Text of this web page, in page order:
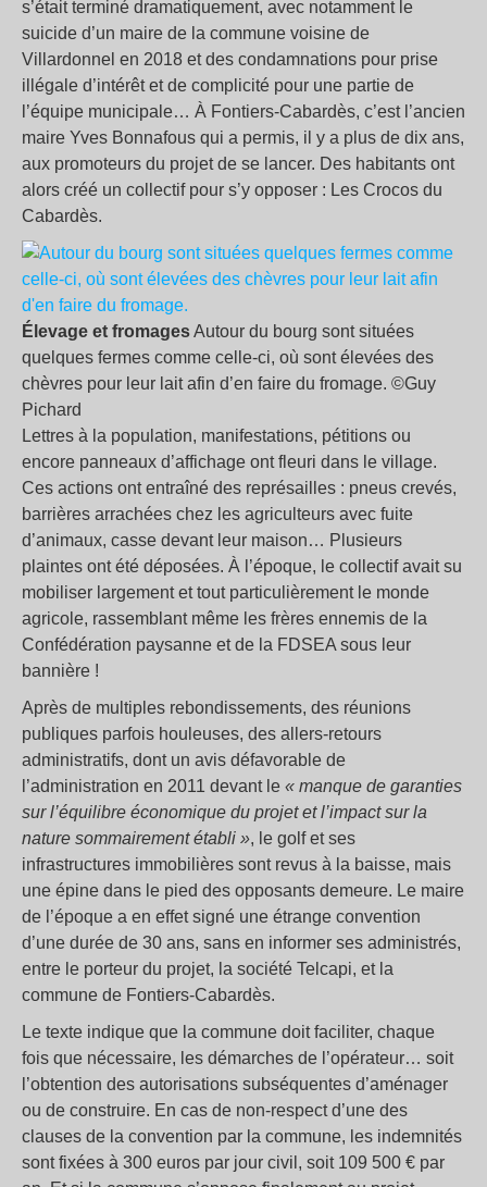
s’était terminé dramatiquement, avec notamment le
suicide d’un maire de la commune voisine de
Villardonnel en 2018 et des condamnations pour prise
illégale d’intérêt et de complicité pour une partie de
l’équipe municipale… À Fontiers-Cabardès, c’est l’ancien
maire Yves Bonnafous qui a permis, il y a plus de dix ans,
aux promoteurs du projet de se lancer. Des habitants ont
alors créé un collectif pour s’y opposer : Les Crocos du
Cabardès.
Élevage et fromagesAutour du bourg sont situées
quelques fermes comme celle-ci, où sont élevées des
chèvres pour leur lait afin d’en faire du fromage. ©Guy
Pichard
Lettres à la population, manifestations, pétitions ou
encore panneaux d’affichage ont fleuri dans le village.
Ces actions ont entraîné des représailles : pneus crevés,
barrières arrachées chez les agriculteurs avec fuite
d’animaux, casse devant leur maison… Plusieurs
plaintes ont été déposées. À l’époque, le collectif avait su
mobiliser largement et tout particulièrement le monde
agricole, rassemblant même les frères ennemis de la
Confédération paysanne et de la FDSEA sous leur
bannière !
Après de multiples rebondissements, des réunions
publiques parfois houleuses, des allers-retours
administratifs, dont un avis défavorable de
l’administration en 2011 devant le « manque de garanties
sur l’équilibre économique du projet et l’impact sur la
nature sommairement établi », le golf et ses
infrastructures immobilières sont revus à la baisse, mais
une épine dans le pied des opposants demeure. Le maire
de l’époque a en effet signé une étrange convention
d’une durée de 30 ans, sans en informer ses administrés,
entre le porteur du projet, la société Telcapi, et la
commune de Fontiers-Cabardès.
Le texte indique que la commune doit faciliter, chaque
fois que nécessaire, les démarches de l’opérateur… soit
l’obtention des autorisations subséquentes d’aménager
ou de construire. En cas de non-respect d’une des
clauses de la convention par la commune, les indemnités
sont fixées à 300 euros par jour civil, soit 109 500 € par